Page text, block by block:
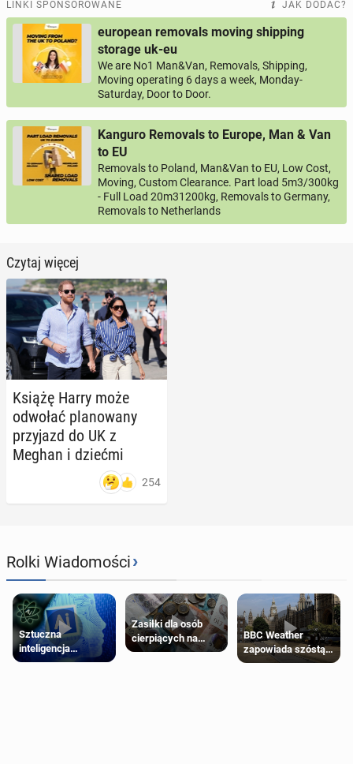
LINKI SPONSOROWANE JAK DODAĆ?
european removals moving shipping
storage uk-eu
We are No1 Man&Van, Removals, Shipping,
Moving operating 6 days a week, Monday-
Saturday, Door to Door.
Kanguro Removals to Europe, Man & Van
to EU
Removals to Poland, Man&Van to EU, Low Cost,
Moving, Custom Clearance. Part load 5m3/300kg
- Full Load 20m31200kg, Removals to Germany,
Removals to Netherlands
Czytaj więcej
Książę Harry może
odwołać pla­no­wa­ny
przy­jazd do UK z
Meghan i dziećmi
254
Rolki Wiadomości›
Sztuczna
inteligencja
próbowała oszukać
Zasiłki dla osób
cierpiących na
schorzenia
BBC Weather
zapowiada szóstą
falę upałów w